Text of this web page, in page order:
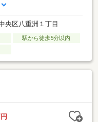
央区八重洲１丁目
駅から徒歩5分以内